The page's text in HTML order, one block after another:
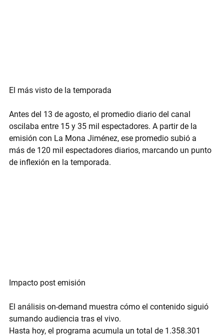
El más visto de la temporada
Antes del 13 de agosto, el promedio diario del canal
oscilaba entre 15 y 35 mil espectadores. A partir de la
emisión con La Mona Jiménez, ese promedio subió a
más de 120 mil espectadores diarios, marcando un punto
de inflexión en la temporada.
Impacto post emisión
El análisis on-demand muestra cómo el contenido siguió
sumando audiencia tras el vivo.
Hasta hoy, el programa acumula un total de 1.358.301